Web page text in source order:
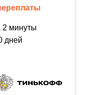
2 минуты
дней